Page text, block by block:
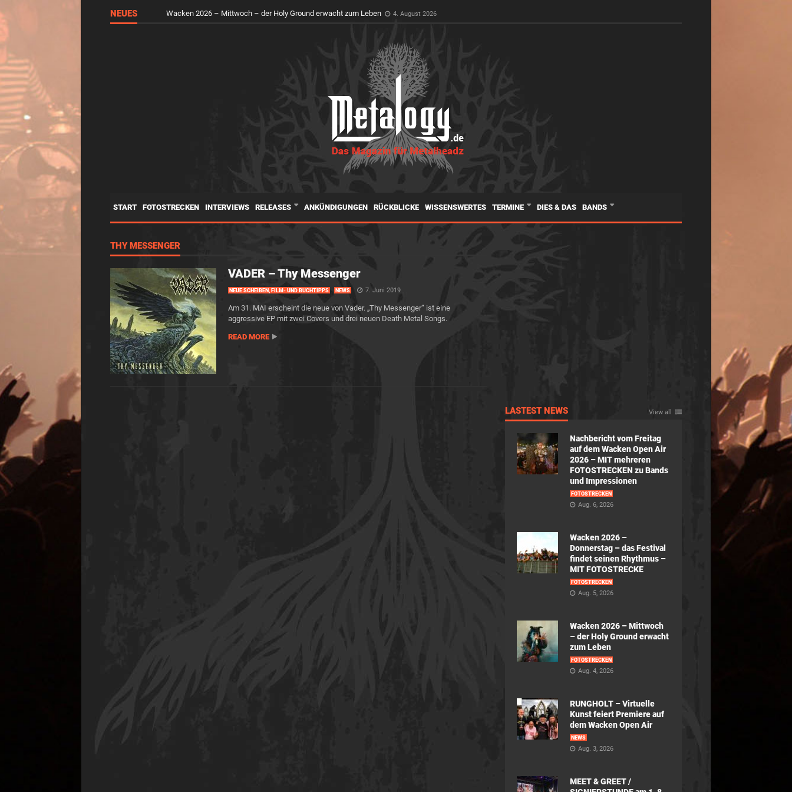
NEUES Wacken 2026 – Mittwoch – der Holy Ground erwacht zum Leben 4. August 2026
START FOTOSTRECKEN INTERVIEWS RELEASES ANKÜNDIGUNGEN RÜCKBLICKE WISSENSWERTES TERMINE DIES & DAS BANDS
THY MESSENGER
VADER – Thy Messenger
NEUE SCHEIBEN, FILM- UND BUCHTIPPS NEWS 7. Juni 2019
Am 31. MAI erscheint die neue von Vader. „Thy Messenger“ ist eine
aggressive EP mit zwei Covers und drei neuen Death Metal Songs.
READ MORE
LASTEST NEWS View all
Nachbericht vom Freitag
auf dem Wacken Open Air
2026 – MIT mehreren
FOTOSTRECKEN zu Bands
und Impressionen
FOTOSTRECKEN
Aug. 6, 2026
Wacken 2026 –
Donnerstag – das Festival
findet seinen Rhythmus –
MIT FOTOSTRECKE
FOTOSTRECKEN
Aug. 5, 2026
Wacken 2026 – Mittwoch
– der Holy Ground erwacht
zum Leben
FOTOSTRECKEN
Aug. 4, 2026
RUNGHOLT – Virtuelle
Kunst feiert Premiere auf
dem Wacken Open Air
NEWS
Aug. 3, 2026
MEET & GREET /